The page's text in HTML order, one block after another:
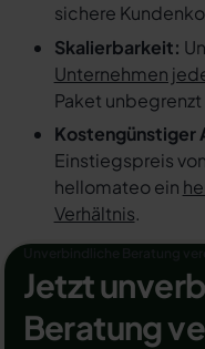
sichere
Skalierbarkeit:
Unternehmen
Paket
Kostengünstiger
Einstiegspreis
hellomateo ein
Verhältnis.
Jetzt
Beratung